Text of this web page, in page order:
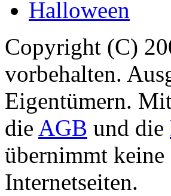
Halloween
Copyright (C)
vorbehalten.
Eigentümern.
die AGB und die
übernimmt
Internetseiten.